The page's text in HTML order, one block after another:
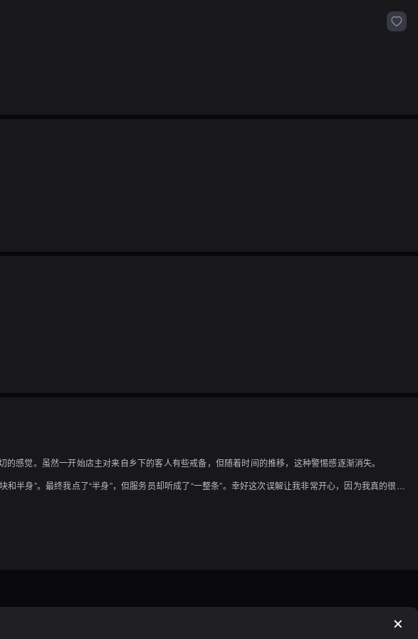
感觉。虽然一开始店主对来自乡下的客人有些戒备，但随着时间的推移，这种警惕感逐渐消失。
半身”。最终我点了“半身”，但服务员却听成了“一整条”。幸好这次误解让我非常开心，因为我真的很喜
也能轻松嚼碎。一整条鲭鱼的份量非常足，完全值得享用。
，性价比极高。这家餐厅的服务态度非常好，其他菜单也价格合理。